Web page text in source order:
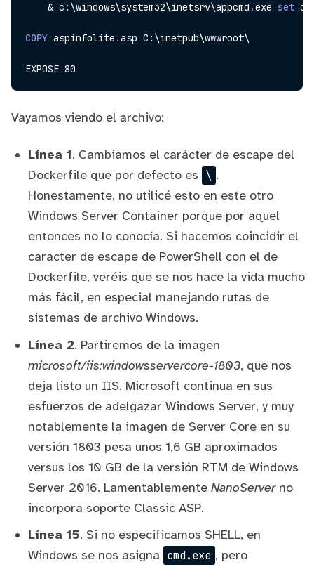
    & c:\windows\system32\inetsrv\appcmd
.exe set
COPY aspinfolite .asp C:\inetpub\wwwroot\
Vayamos viendo el archivo:
Línea 1. Cambiamos el carácter de escape del
Dockerfile que por defecto es \ .
Honestamente, no utilicé esto en este otro
Windows Server Container porque por aquel
entonces no lo conocía. Si hacemos coincidir el
caracter de escape de PowerShell con el de
Dockerfile, veréis que se nos hace la vida mucho
más fácil, en especial manejando rutas de
sistemas de archivo Windows.
Línea 2. Partiremos de la imagen
microsoft/iis:windowsservercore-1803, que nos
deja listo un IIS. Microsoft continua en sus
esfuerzos de adelgazar Windows Server, y muy
notablemente la imagen de Server Core en su
versión 1803 pesa unos 1,6 GB aproximados
versus los 10 GB de la versión RTM de Windows
Server 2016. Lamentablemente NanoServerno
incorpora soporte Classic ASP.
Línea 15. Si no especificamos SHELL, en
Windows se nos asigna cmd.exe , pero